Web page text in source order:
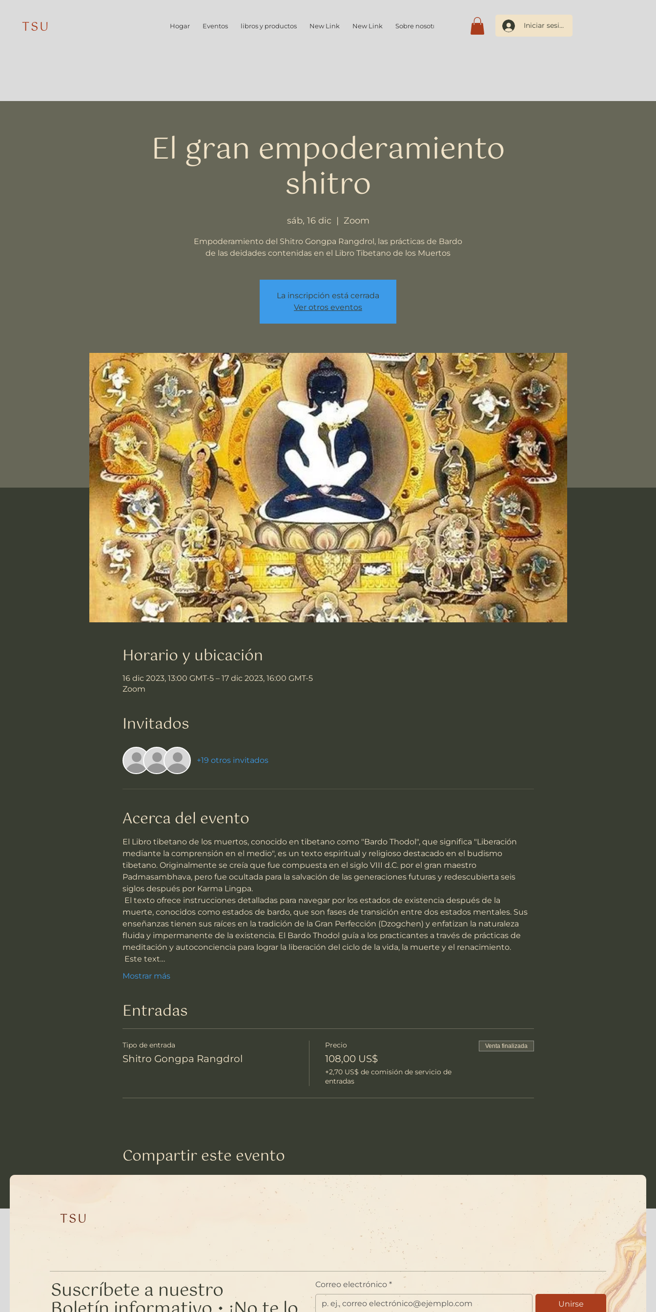
TSU Hogar Eventos libros y productos New Link New Link Sobre nosotros Contacto Iniciar sesión
El gran empoderamiento
shitro
sáb, 16 dic
  |
Zoom
Empoderamiento del Shitro Gongpa Rangdrol, las prácticas de Bardo
de las deidades contenidas en el Libro Tibetano de los Muertos
La inscripción está cerrada
Ver otros eventos
Horario y ubicación
16 dic 2023, 13:00 GMT-5 – 17 dic 2023, 16:00 GMT-5
Zoom
Invitados
+19 otros invitados
Acerca del evento
El Libro tibetano de los muertos, conocido en tibetano como "Bardo Thodol", que significa "Liberación
mediante la comprensión en el medio", es un texto espiritual y religioso destacado en el budismo
tibetano. Originalmente se creía que fue compuesta en el siglo VIII d.C. por el gran maestro
Padmasambhava, pero fue ocultada para la salvación de las generaciones futuras y redescubierta seis
siglos después por Karma Lingpa.
muerte, conocidos como estados de bardo, que son fases de transición entre dos estados mentales. Sus
enseñanzas tienen sus raíces en la tradición de la Gran Perfección (Dzogchen) y enfatizan la naturaleza
fluida y impermanente de la existencia. El Bardo Thodol guía a los practicantes a través de prácticas de
meditación y autoconciencia para lograr la liberación del ciclo de la vida, la muerte y el renacimiento.
Este text…
Mostrar más
Entradas
Tipo de entrada
Shitro Gongpa Rangdrol
Precio
108,00 US$
+2,70 US$ de comisión de servicio de
entradas
Venta finalizada
Compartir este evento
TSU
Suscríbete a nuestro Correo electrónico *
Unirse